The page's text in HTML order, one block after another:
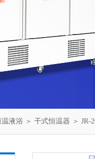
温液浴 ＞ 干式恒温器 ＞ JR-